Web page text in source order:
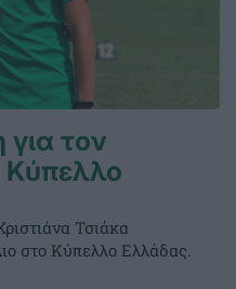
τον
Κύπελλο
Τσιάκα
στο Κύπελλο Ελλάδας.